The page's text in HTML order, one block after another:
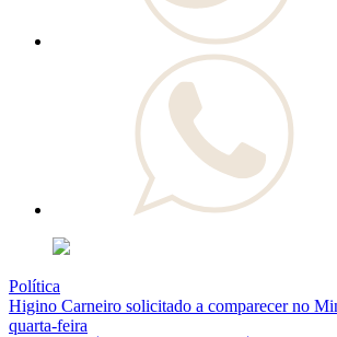
Política
Higino Carneiro solicitado a comparecer no
quarta-feira